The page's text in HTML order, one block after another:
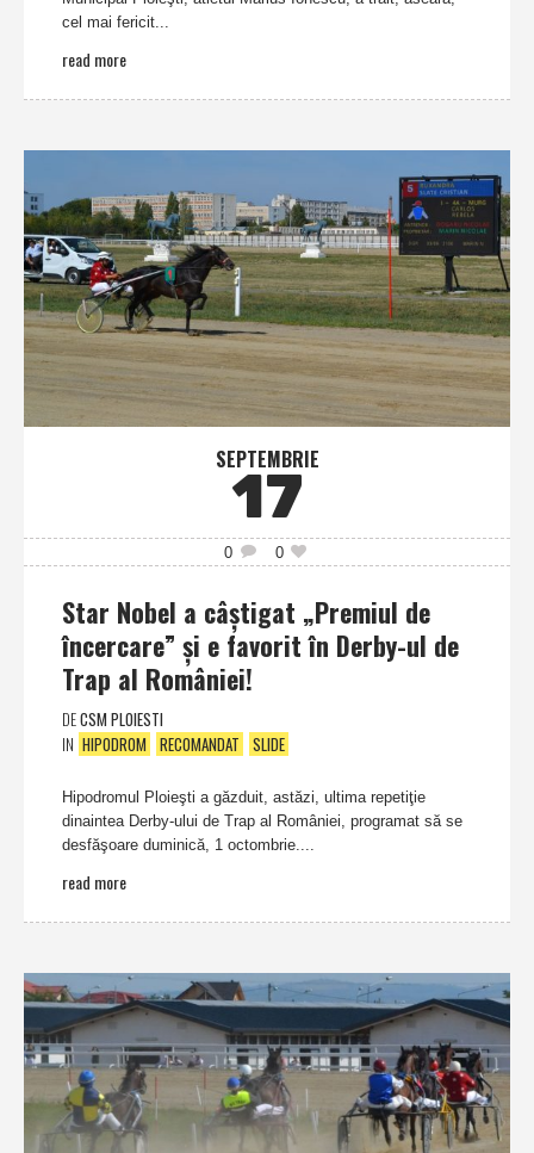
cel mai fericit...
read more
SEPTEMBRIE
17
0 0
Star Nobel a câştigat „Premiul de
încercare” şi e favorit în Derby-ul de
Trap al României!
DECSM PLOIESTI
IN HIPODROM RECOMANDAT SLIDE
Hipodromul Ploieşti a găzduit, astăzi, ultima repetiţie
dinaintea Derby-ului de Trap al României, programat să se
desfăşoare duminică, 1 octombrie....
read more